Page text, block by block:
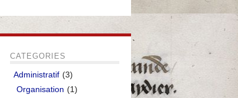
CATEGORIES
Administratif (3)
Organisation (1)